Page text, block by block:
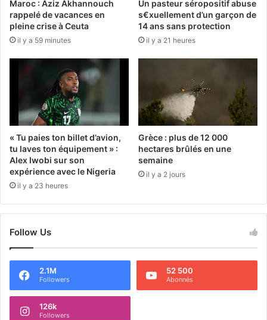
Maroc : Aziz Akhannouch
rappelé de vacances en
pleine crise à Ceuta
il y a 59 minutes
Un pasteur séropositif abuse
s€xuellement d’un garçon de
14 ans sans protection
il y a 21 heures
« Tu paies ton billet d’avion,
tu laves ton équipement » :
Alex Iwobi sur son
expérience avec le Nigeria
il y a 23 heures
Grèce : plus de 12 000
hectares brûlés en une
semaine
il y a 2 jours
Follow Us
2.1M
Followers
52 500
Abonnés
126k
Followers